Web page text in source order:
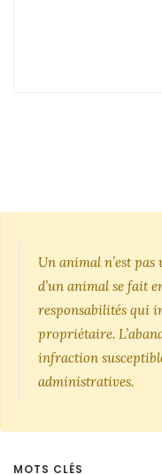
Un animal n’est pas
d’un animal se fait
responsabilités qui
propriétaire.
infraction
administratives.
MOTS CLÉS